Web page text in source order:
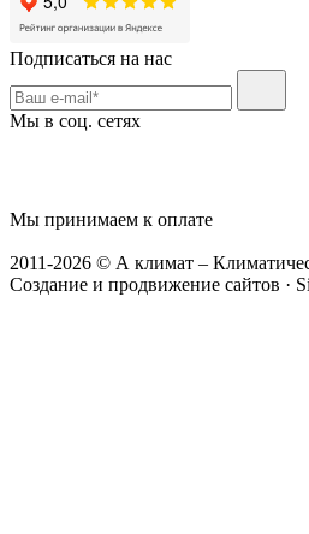
Подписаться на нас
Мы в соц. сетях
Мы принимаем к оплате
2011-2026 © А климат –
Создание и продвижение сайтов ·